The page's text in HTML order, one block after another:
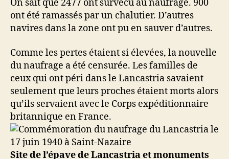
On sait que 2477 ont survécu au naufrage. 900
ont été ramassés par un chalutier. D’autres
navires dans la zone ont pu en sauver d’autres.
Comme les pertes étaient si élevées, la nouvelle
du naufrage a été censurée. Les familles de
ceux qui ont péri dans le Lancastria savaient
seulement que leurs proches étaient morts alors
qu’ils servaient avec le Corps expéditionnaire
britannique en France.
Site de l’épave de Lancastria et monuments